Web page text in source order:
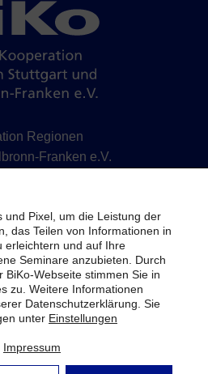
Regionen
Franken e.V.
und Pixel, um die Leistung der
das Teilen von Informationen in
erleichtern und auf Ihre
Seminare anzubieten. Durch
BiKo-Webseite stimmen Sie in
zu. Weitere Informationen
Datenschutzerklärung. Sie
unter Einstellungen
Impressum